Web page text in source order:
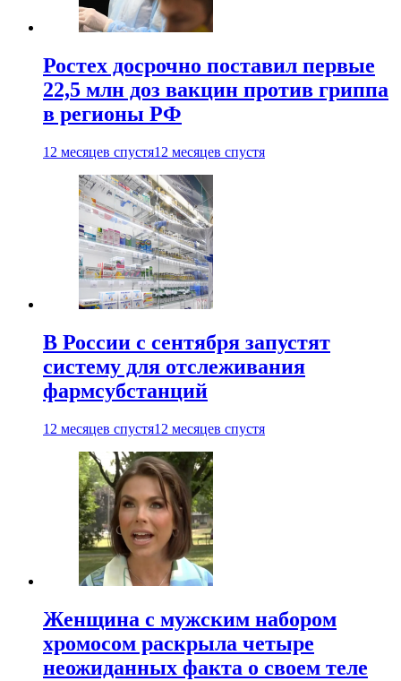
Ростех досрочно поставил первые
22,5 млн доз вакцин против гриппа
в регионы РФ
12 месяцев спустя12 месяцев спустя
В России с сентября запустят
систему для отслеживания
фармсубстанций
12 месяцев спустя12 месяцев спустя
Женщина с мужским набором
хромосом раскрыла четыре
неожиданных факта о своем теле